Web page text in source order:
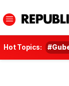
Hot Topics: